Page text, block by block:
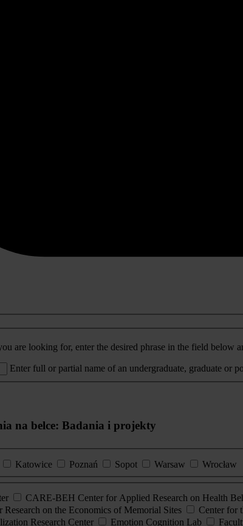
are looking for, enter the desired phrase in the field below
Enter full or partial name of an undergraduate, graduate or
na belce: Badania i projekty
Katowice Poznań Sopot Warsaw
Wrocław
CARE-BEH Center for Applied Research on Health
Research on the Economics of Memorial Sites Center for
Research Center Emotion Cognition Lab